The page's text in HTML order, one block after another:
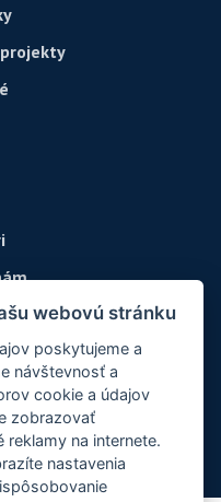
webovú stránku
poskytujeme a
návštevnosť a
cookie a údajov
zobrazovať
na internete.
nastavenia